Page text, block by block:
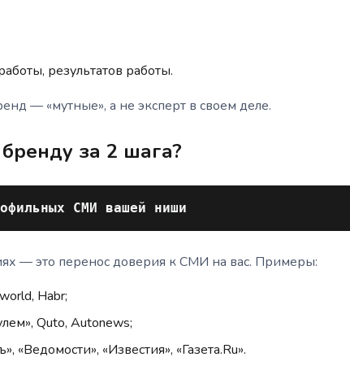
результатов работы.
— «мутные», а не эксперт в своем деле.
за 2 шага?
СМИ вашей ниши
— это перенос доверия к СМИ на вас. Примеры:
Habr;
Quto, Autonews;
«Известия», «Газета.Ru».